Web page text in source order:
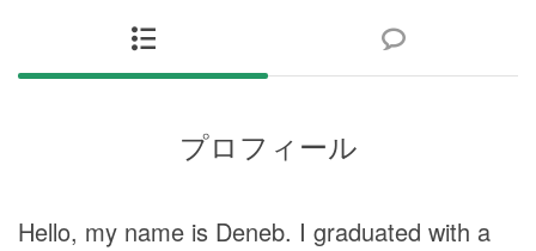
プロフィール
Hello, my name is Deneb. I graduated with a